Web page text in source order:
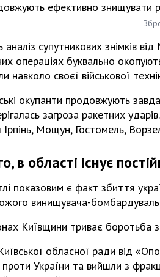
аналіз супутникових знімків
операціях буквально
навколо своєї військової
окупанти продовжують
загроза ракетних
Мощун, Гостомель,
в області існує
показовим є факт збиття
винищувача-
Київщини триває боротьба
обласної ради від
проти України та вийшли з